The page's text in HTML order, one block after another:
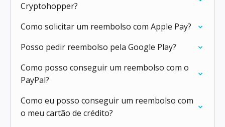
Cryptohopper?
Como solicitar um reembolso com Apple Pay?
Posso pedir reembolso pela Google Play?
Como posso conseguir um reembolso com o
PayPal?
Como eu posso conseguir um reembolso com
o meu cartão de crédito?